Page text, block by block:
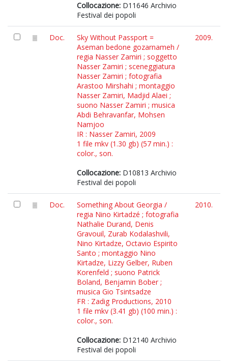
Collocazione: D11646 Archivio
Festival dei popoli
Doc.
Sky Without Passport =
Aseman bedone gozarnameh /
regia Nasser Zamiri ; soggetto
Nasser Zamiri ; sceneggiatura
Nasser Zamiri ; fotografia
Arastoo Mirshahi ; montaggio
Nasser Zamiri, Madjid Alaei ;
suono Nasser Zamiri ; musica
Abdi Behravanfar, Mohsen
Namjoo
IR : Nasser Zamiri, 2009
1 file mkv (1.30 gb) (57 min.) :
color., son.
Collocazione: D10813 Archivio
Festival dei popoli
2009.
Doc.
Something About Georgia /
regia Nino Kirtadzé ; fotografia
Nathalie Durand, Denis
Gravouil, Zurab Kodalashvili,
Nino Kirtadze, Octavio Espirito
Santo ; montaggio Nino
Kirtadze, Lizzy Gelber, Ruben
Korenfeld ; suono Patrick
Boland, Benjamin Bober ;
musica Gio Tsintsadze
FR : Zadig Productions, 2010
1 file mkv (3.41 gb) (100 min.) :
color., son.
Collocazione: D12140 Archivio
Festival dei popoli
2010.